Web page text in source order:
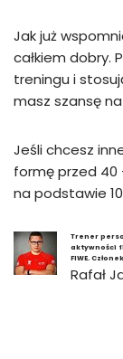
Jak już
całkiem dobry.
treningu i
masz szansę
Jeśli chcesz
formę przed 40
na podstawie
Trener
aktywności
FIWE.
Rafał